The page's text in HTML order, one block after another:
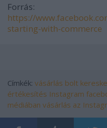
Forrás:
https://
starting-with-commerce
Címkék: vásárlás bolt
értékesítés Instagram
médiában vásárlás az